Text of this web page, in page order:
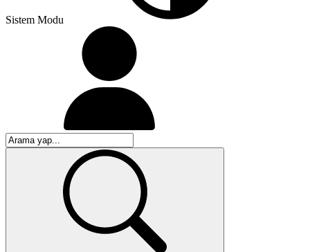
Sistem Modu